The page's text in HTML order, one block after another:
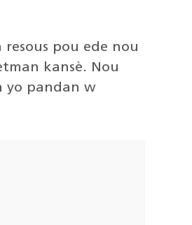
resous pou ede nou
kansè. Nou
yo pandan w